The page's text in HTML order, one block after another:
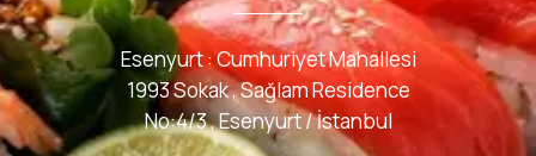
Esenyurt : Cumhuriyet Mahallesi
1993 Sokak , Sağlam Residence
No:4/3 , Esenyurt / İstanbul